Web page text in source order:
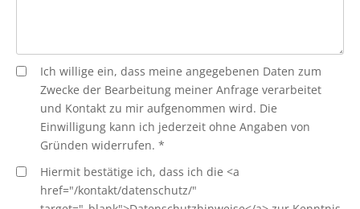
Ich willige ein, dass meine angegebenen Daten zum
Zwecke der Bearbeitung meiner Anfrage verarbeitet
und Kontakt zu mir aufgenommen wird. Die
Einwilligung kann ich jederzeit ohne Angaben von
Gründen widerrufen. *
Hiermit bestätige ich, dass ich die <a
href="/kontakt/datenschutz/"